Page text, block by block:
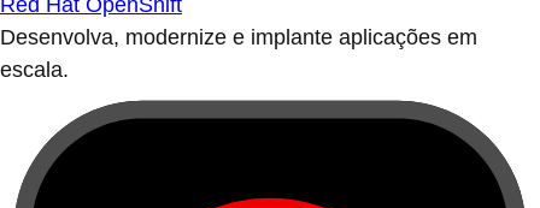
Red Hat OpenShift
Desenvolva, modernize e implante aplicações em
escala.